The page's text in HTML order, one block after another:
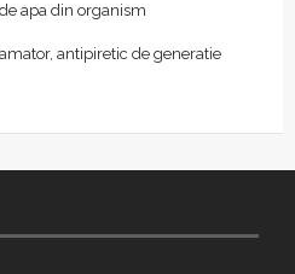
apa din organism
antipiretic de generatie